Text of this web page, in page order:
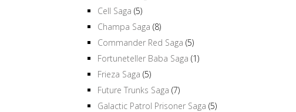
Các Saga (95)
Androids Saga
Cell Saga
(5)
Commander Red Saga(5)
Fortuneteller Baba Saga